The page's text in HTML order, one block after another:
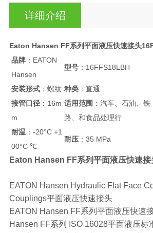
详细介绍
Eaton Hansen FF系列平面液压快速接头
品牌：EATON
Hansen
型号：16FFS18LBH
安装形式：螺纹 种类：直通
接管口径：16m
m
适用范围 ：汽车、石油、铁
路、和食品处理行
耐温 ：-20°C +1
00°C ℃
耐压：35 MPa
Eaton Hansen FF系列平面液压快速
EATON Hansen Hydraulic Flat Face
Couplings平面液压快速接头
EATON Hansen FF系列平面液压快速
Hansen FF系列 ISO 16028平面液压标